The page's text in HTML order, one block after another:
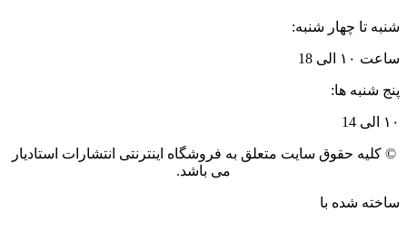
شنبه تا چهار شنبه:
ساعت ۱۰ الی 18
پنج شنبه ها:
۱۰ الی 14
© کلیه حقوق سایت متعلق به فروشگاه اینترنتی انتشارات استادیار
می باشد.
ساخته شده با